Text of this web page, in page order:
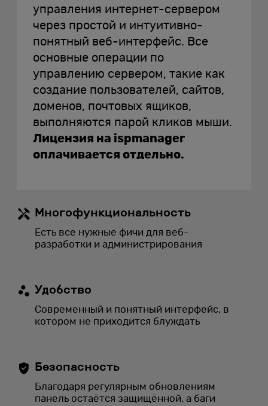
управления интернет-сервером
через простой и интуитивно-
понятный веб-интерфейс. Все
основные операции по
управлению сервером, такие как
создание пользователей, сайтов,
доменов, почтовых ящиков,
выполняются парой кликов мыши.
Лицензия на ispmanager
оплачивается отдельно.
Многофункциональность
Есть все нужные фичи для веб-
разработки и администрирования
Удобство
Современный и понятный интерфейс, в
котором не приходится блуждать
Безопасность
Благодаря регулярным обновлениям
панель остаётся защищённой, а баги